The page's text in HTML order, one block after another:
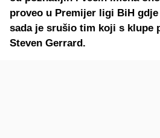
proveo u Premijer ligi BiH
sada je srušio tim koji s klupe
Steven Gerrard.